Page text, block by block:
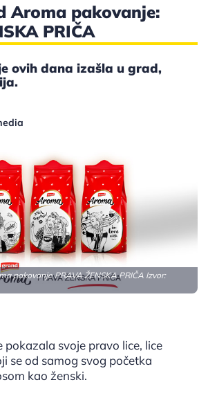
Aroma pakovanje:
PRIČA
ovih dana izašla u grad,
pakovanje PRAVA ŽENSKA PRIČA Izvor:
pokazala svoje pravo lice, lice
se od samog svog početka
kao ženski.